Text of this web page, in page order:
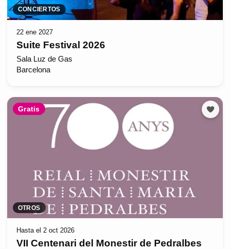
CONCIERTOS
22 ene 2027
Suite Festival 2026
Sala Luz de Gas
Barcelona
Gratis
OTROS
Hasta el 2 oct 2026
VII Centenari del Monestir de Pedralbes